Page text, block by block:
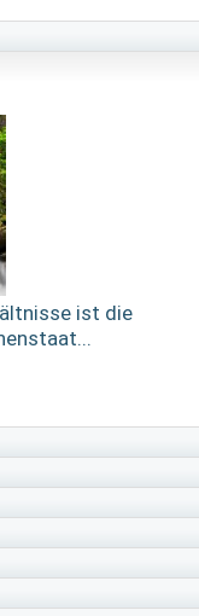
ist die